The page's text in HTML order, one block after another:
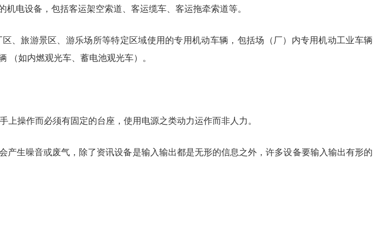
电设备，包括客运架空索道、客运缆车、客运拖牵索道等。
、旅游景区、游乐场所等特定区域使用的专用机动车辆，包括场（厂）内专用机动工业车辆
（如内燃观光车、蓄电池观光车）。
操作而必须有固定的台座，使用电源之类动力运作而非人力。
生噪音或废气，除了资讯设备是输入输出都是无形的信息之外，许多设备要输入输出有形的